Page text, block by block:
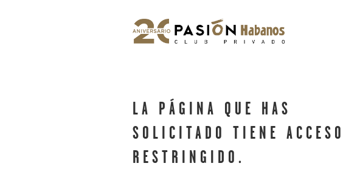
LA PÁGINA QUE HAS
SOLICITADO TIENE ACCESO
RESTRINGIDO.